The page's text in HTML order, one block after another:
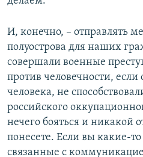
И, конечно, – отправлять
полуострова для наших
совершали военные
против человечности,
человека, не
российского
нечего бояться и никакой
понесете. Если вы какие-
связанные с